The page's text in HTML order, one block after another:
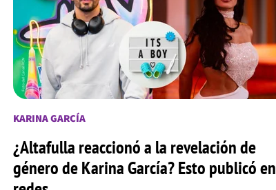
KARINA GARCÍA
¿Altafulla reaccionó a la revelación de
género de Karina García? Esto publicó en